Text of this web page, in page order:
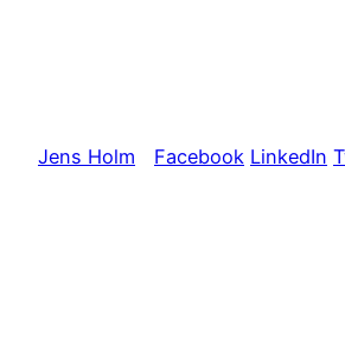
Jens Holm Facebook LinkedIn